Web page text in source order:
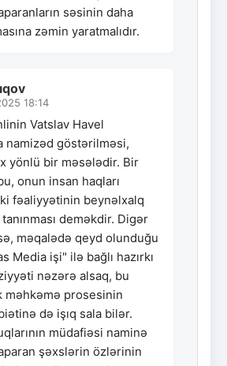
səsinin daha
zəmin yaratmalıdır.
18:14
Vatslav Havel
namizəd göstərilməsi,
yönlü bir məsələdir. Bir
onun insan haqları
fəaliyyətinin beynəlxalq
deməkdir. Digər
məqalədə qeyd olunduğu
Media işi" ilə bağlı hazırkı
nəzərə alsaq, bu
məhkəmə prosesinin
də işıq sala bilər.
müdafiəsi naminə
şəxslərin özlərinin